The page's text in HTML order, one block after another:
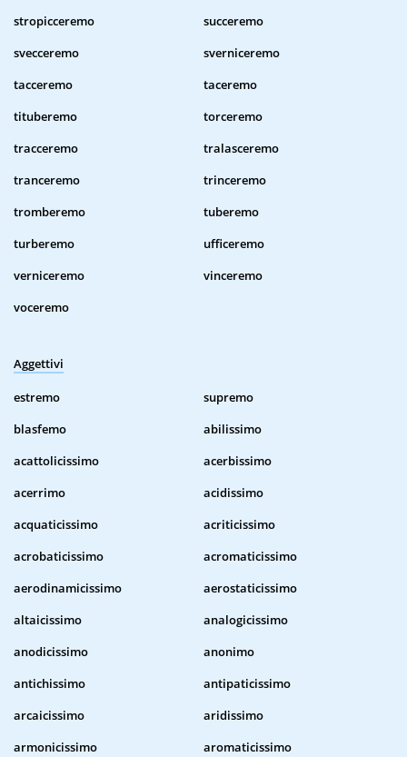
stropicceremo
succeremo
svecceremo
sverniceremo
tacceremo
taceremo
tituberemo
torceremo
tracceremo
tralasceremo
tranceremo
trinceremo
tromberemo
tuberemo
turberemo
ufficeremo
verniceremo
vinceremo
voceremo
Aggettivi
estremo
supremo
blasfemo
abilissimo
acattolicissimo
acerbissimo
acerrimo
acidissimo
acquaticissimo
acriticissimo
acrobaticissimo
acromaticissimo
aerodinamicissimo
aerostaticissimo
altaicissimo
analogicissimo
anodicissimo
anonimo
antichissimo
antipaticissimo
arcaicissimo
aridissimo
armonicissimo
aromaticissimo